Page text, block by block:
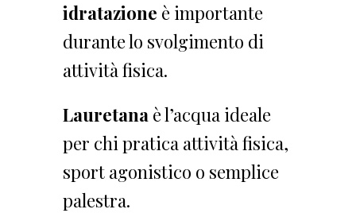
idratazione è importante
durante lo svolgimento di
attività fisica.
Lauretana è l’acqua ideale
per chi pratica attività fisica,
sport agonistico o semplice
palestra.